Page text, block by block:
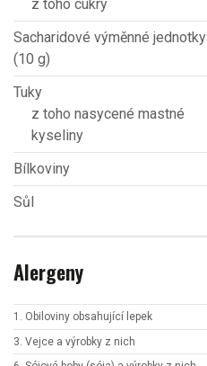
z toho cukry
Sacharidové výměnné jednotky
(10 g)
Tuky
z toho nasycené mastné
kyseliny
Bílkoviny
Sůl
Alergeny
1. Obiloviny obsahující lepek
3. Vejce a výrobky z nich